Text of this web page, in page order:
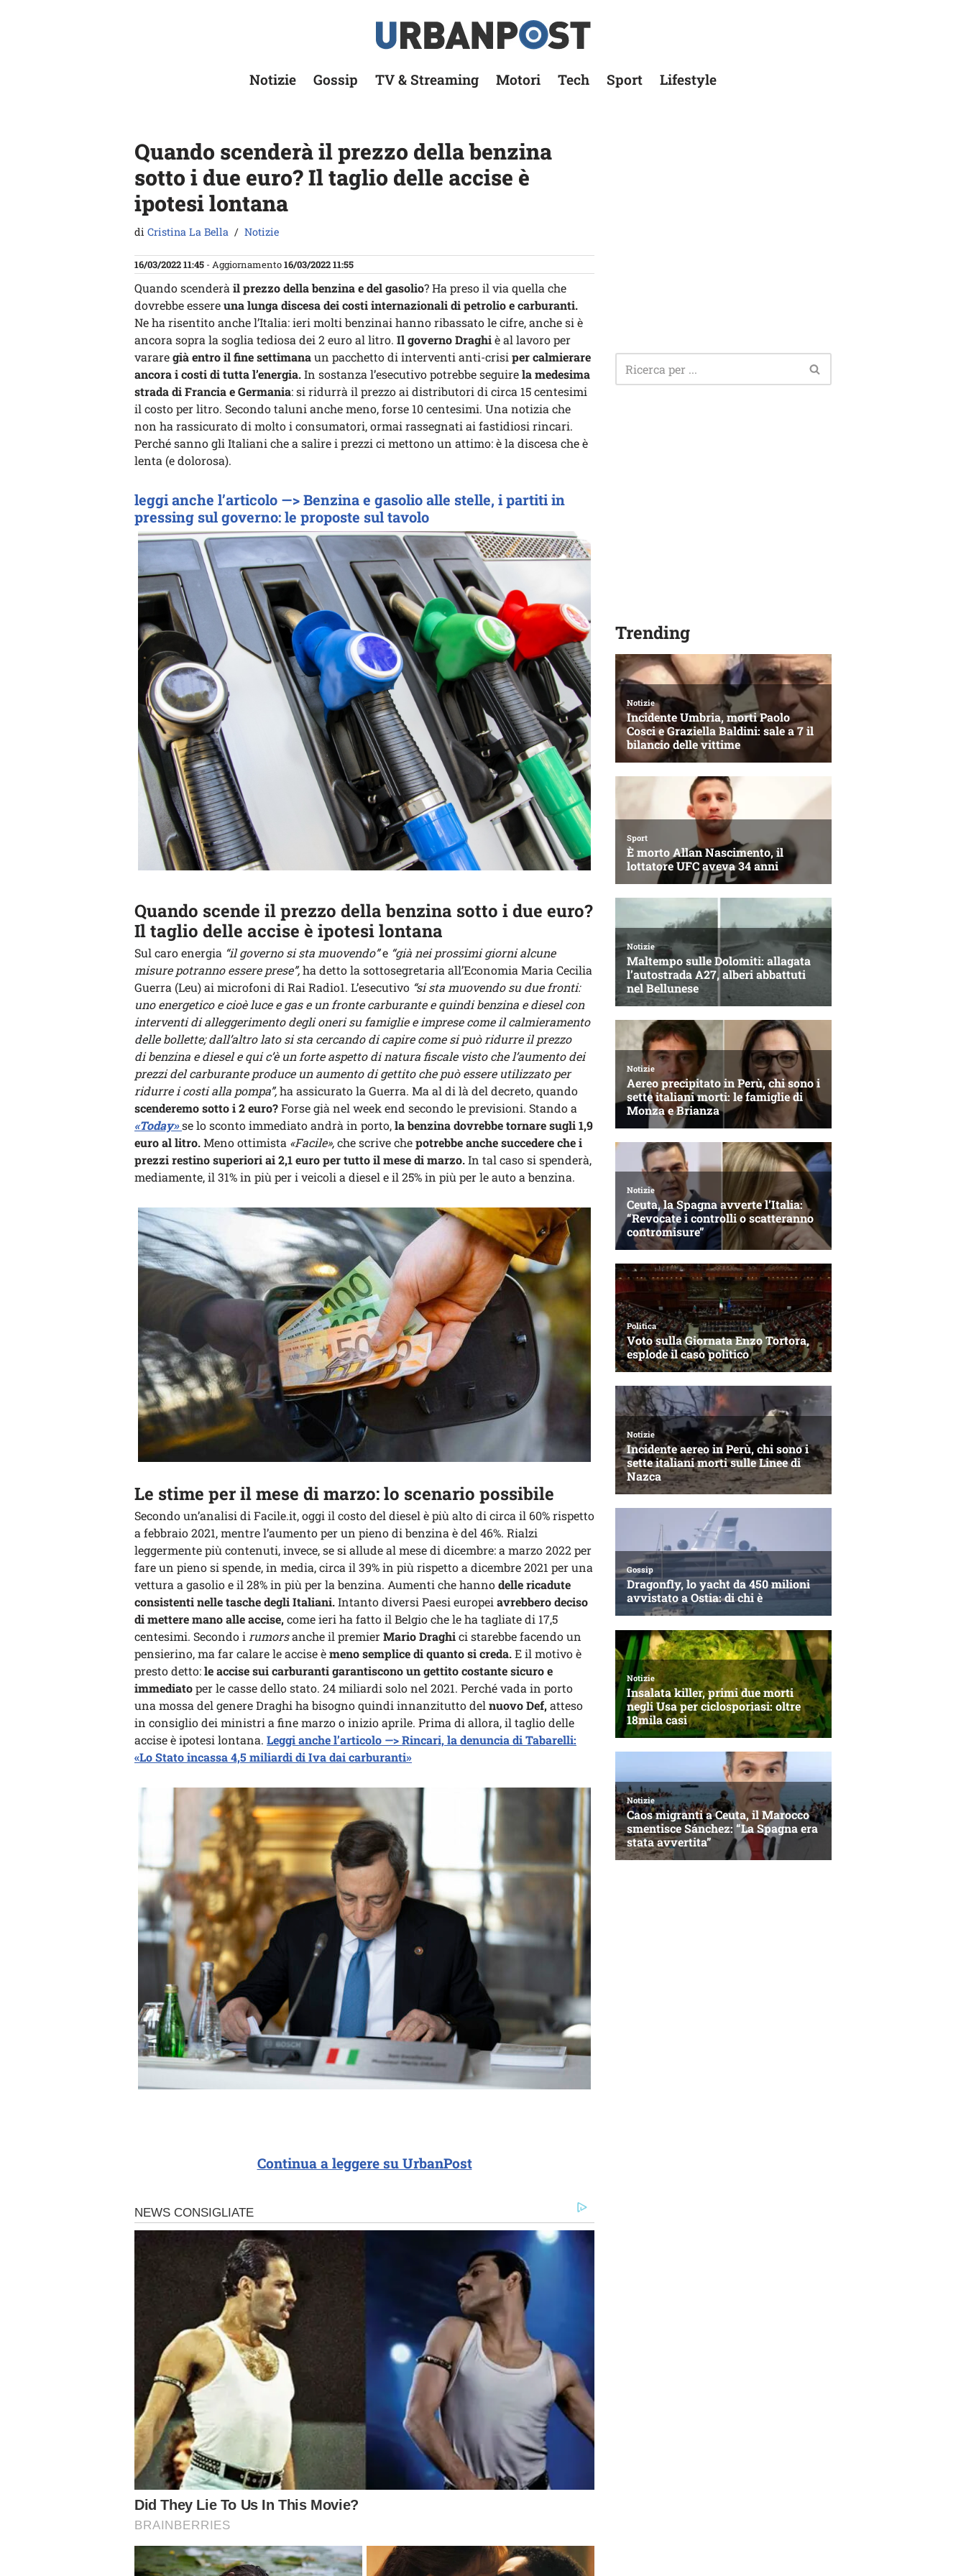
Notizie Gossip TV & Streaming Motori Tech Sport Lifestyle
Quando scenderà il prezzo della benzina
sotto i due euro? Il taglio delle accise è
ipotesi lontana
di Cristina La Bella Notizie
16/03/2022 11:45 - Aggiornamento16/03/2022 11:55
Quando scenderà il prezzo della benzina e del gasolio? Ha preso il via quella che
dovrebbe essereuna lunga discesa dei costi internazionali di petrolio e carburanti.
Ne ha risentito anche l’Italia: ieri molti benzinai hanno ribassato le cifre, anche si è
ancora sopra la soglia tediosa dei 2 euro al litro. Il governo Draghiè al lavoro per
vararegià entro il fine settimanaun pacchetto di interventi anti-crisi per calmierare
ancora i costi di tutta l’energia.In sostanza l’esecutivo potrebbe seguirela medesima
strada di Francia e Germania: si ridurrà il prezzo ai distributori di circa 15 centesimi
il costo per litro. Secondo taluni anche meno, forse 10 centesimi. Una notizia che
non ha rassicurato di molto i consumatori, ormai rassegnati ai fastidiosi rincari.
Perché sanno gli Italiani che a salire i prezzi ci mettono un attimo: è la discesa che è
lenta (e dolorosa).
leggi anche l’articolo —> Benzina e gasolio alle stelle, i partiti in
pressing sul governo: le proposte sul tavolo
Quando scende il prezzo della benzina sotto i due euro?
Il taglio delle accise è ipotesi lontana
Sul caro energia “il governo si sta muovendo”e “già nei prossimi giorni alcune
misure potranno essere prese”,ha detto la sottosegretaria all’Economia Maria Cecilia
Guerra (Leu) ai microfoni di Rai Radio1. L’esecutivo “si sta muovendo su due fronti:
uno energetico e cioè luce e gas e un fronte carburante e quindi benzina e diesel con
interventi di alleggerimento degli oneri su famiglie e imprese come il calmieramento
delle bollette; dall’altro lato si sta cercando di capire come si può ridurre il prezzo
di benzina e diesel e qui c’è un forte aspetto di natura fiscale visto che l’aumento dei
prezzi del carburante produce un aumento di gettito che può essere utilizzato per
ridurre i costi alla pompa”,ha assicurato la Guerra. Ma al di là del decreto, quando
scenderemo sotto i 2 euro?Forse già nel week end secondo le previsioni. Stando a
«Today»se lo sconto immediato andrà in porto,la benzina dovrebbe tornare sugli 1,9
euro al litro.Meno ottimista «Facile»,che scrive chepotrebbe anche succedere che i
prezzi restino superiori ai 2,1 euro per tutto il mese di marzo.In tal caso si spenderà,
mediamente, il 31% in più per i veicoli a diesel e il 25% in più per le auto a benzina.
Le stime per il mese di marzo: lo scenario possibile
Secondo un’analisi di Facile.it, oggi il costo del diesel è più alto di circa il 60% rispetto
a febbraio 2021, mentre l’aumento per un pieno di benzina è del 46%. Rialzi
leggermente più contenuti, invece, se si allude al mese di dicembre: a marzo 2022 per
fare un pieno si spende, in media, circa il 39% in più rispetto a dicembre 2021 per una
vettura a gasolio e il 28% in più per la benzina. Aumenti che hannodelle ricadute
consistenti nelle tasche degli Italiani.Intanto diversi Paesi europeiavrebbero deciso
di mettere mano alle accise,come ieri ha fatto il Belgio che le ha tagliate di 17,5
centesimi. Secondo irumorsanche il premierMario Draghici starebbe facendo un
pensierino, ma far calare le accise èmeno semplice di quanto si creda.E il motivo è
presto detto:le accise sui carburanti garantiscono un gettito costante sicuro e
immediatoper le casse dello stato. 24 miliardi solo nel 2021. Perché vada in porto
una mossa del genere Draghi ha bisogno quindi innanzitutto delnuovo Def,atteso
in consiglio dei ministri a fine marzo o inizio aprile. Prima di allora, il taglio delle
accise è ipotesi lontana. Leggi anche l’articolo —> Rincari, la denuncia di Tabarelli:
«Lo Stato incassa 4,5 miliardi di Iva dai carburanti»
Continua a leggere su UrbanPost
Trending